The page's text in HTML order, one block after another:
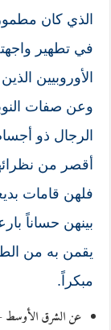
الذي كان
في تطهير
الأوروبيين
وعن صفات
الرجال ذو
أقصر من
فلهن قامات
بينهن حساناً
يقمن به من
مبكراً.
عن الشرق الأوسط